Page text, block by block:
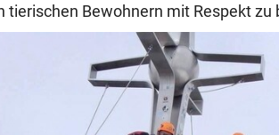
tierischen Bewohnern mit Respekt zu